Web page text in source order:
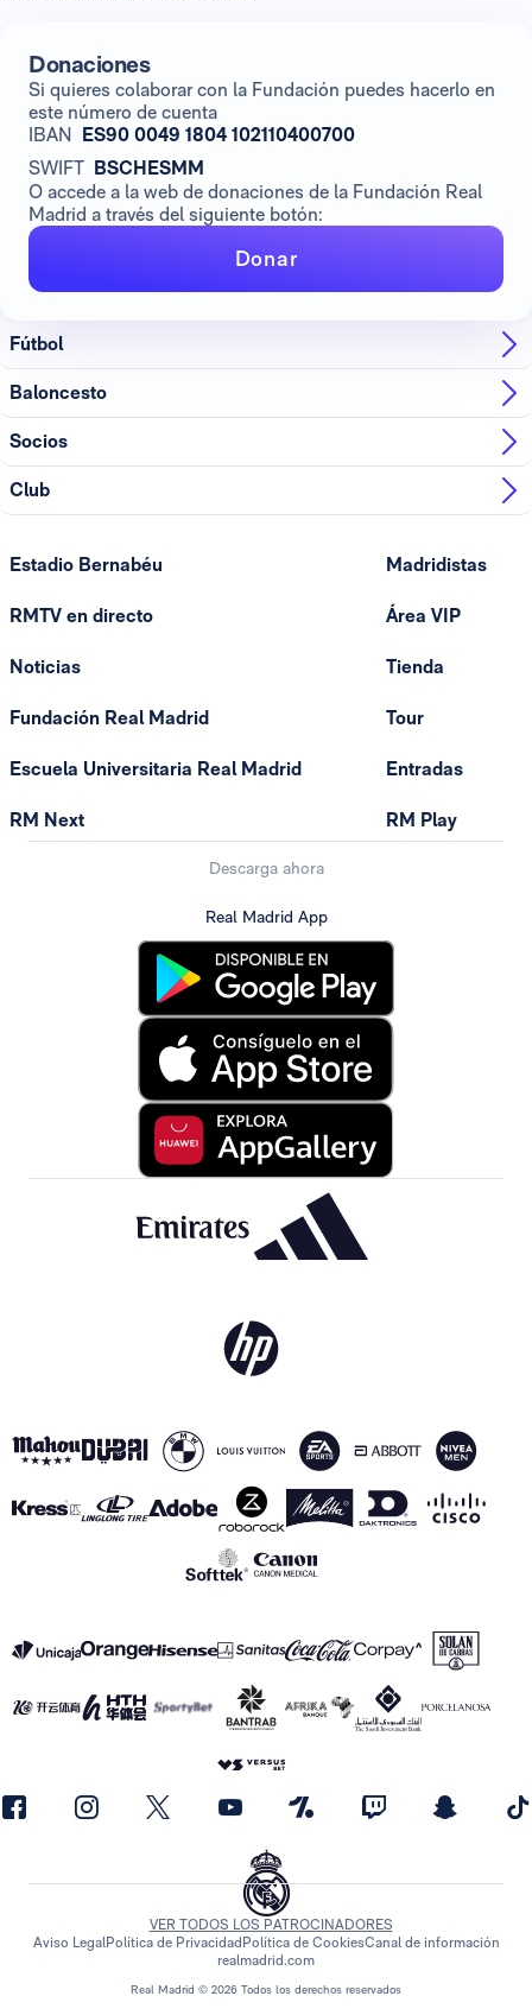
Donaciones
Si quieres colaborar con la Fundación puedes hacerlo en
este número de cuenta
IBAN ES90 0049 1804 102110400700
SWIFT BSCHESMM
O accede a la web de donaciones de la Fundación Real
Madrid a través del siguiente botón:
Donar
Fútbol
Baloncesto
Socios
Club
Estadio Bernabéu
RMTV en directo
Noticias
Fundación Real Madrid
Escuela Universitaria Real Madrid
RM Next
Madridistas
Área VIP
Tienda
Tour
Entradas
RM Play
Descarga ahora
Real Madrid App
Real Madrid © 2026 Todos los derechos reservados
VER TODOS LOS PATROCINADORES
Aviso LegalPolítica de Privacidad Política de CookiesCanal de información
realmadrid.com